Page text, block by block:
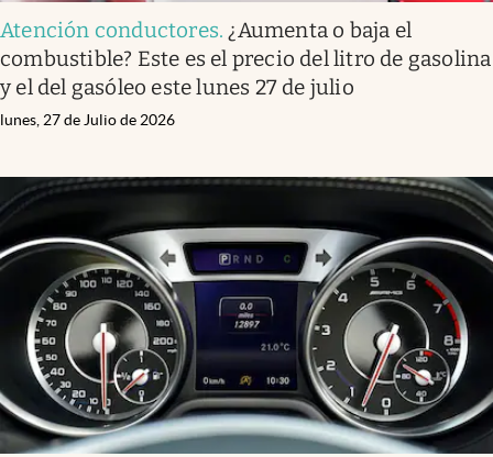
Atención conductores. ¿Aumenta o baja el
combustible? Este es el precio del litro de gasolina
y el del gasóleo este lunes 27 de julio
lunes, 27 de Julio de 2026